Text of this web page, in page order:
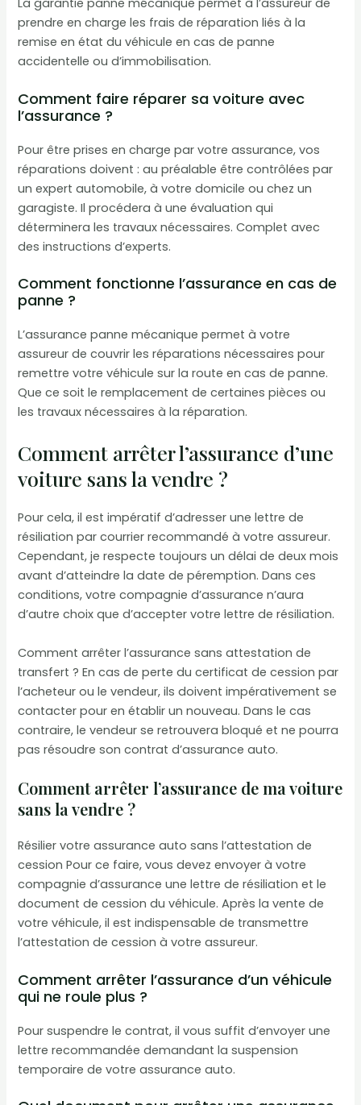
La garantie panne mécanique permet à l’assureur de
prendre en charge les frais de réparation liés à la
remise en état du véhicule en cas de panne
accidentelle ou d’immobilisation.
Comment faire réparer sa voiture avec
l’assurance ?
Pour être prises en charge par votre assurance, vos
réparations doivent : au préalable être contrôlées par
un expert automobile, à votre domicile ou chez un
garagiste. Il procédera à une évaluation qui
déterminera les travaux nécessaires. Complet avec
des instructions d’experts.
Comment fonctionne l’assurance en cas de
panne ?
L’assurance panne mécanique permet à votre
assureur de couvrir les réparations nécessaires pour
remettre votre véhicule sur la route en cas de panne.
Que ce soit le remplacement de certaines pièces ou
les travaux nécessaires à la réparation.
Comment arrêter l’assurance d’une
voiture sans la vendre ?
Pour cela, il est impératif d’adresser une lettre de
résiliation par courrier recommandé à votre assureur.
Cependant, je respecte toujours un délai de deux mois
avant d’atteindre la date de péremption. Dans ces
conditions, votre compagnie d’assurance n’aura
d’autre choix que d’accepter votre lettre de résiliation.
Comment arrêter l’assurance sans attestation de
transfert ? En cas de perte du certificat de cession par
l’acheteur ou le vendeur, ils doivent impérativement se
contacter pour en établir un nouveau. Dans le cas
contraire, le vendeur se retrouvera bloqué et ne pourra
pas résoudre son contrat d’assurance auto.
Comment arrêter l’assurance de ma voiture
sans la vendre ?
Résilier votre assurance auto sans l’attestation de
cession Pour ce faire, vous devez envoyer à votre
compagnie d’assurance une lettre de résiliation et le
document de cession du véhicule. Après la vente de
votre véhicule, il est indispensable de transmettre
l’attestation de cession à votre assureur.
Comment arrêter l’assurance d’un véhicule
qui ne roule plus ?
Pour suspendre le contrat, il vous suffit d’envoyer une
lettre recommandée demandant la suspension
temporaire de votre assurance auto.